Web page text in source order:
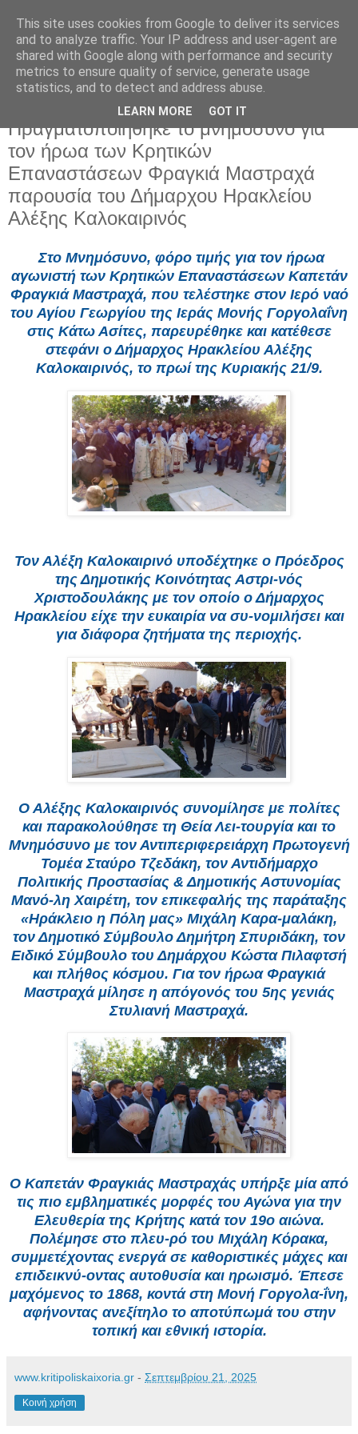
Κυριακή 21 Σεπτεμβρίου 2025
Πραγματοποιήθηκε το μνημόσυνο για
τον ήρωα των Κρητικών
Επαναστάσεων Φραγκιά Μαστραχά
παρουσία του Δήμαρχου Ηρακλείου
Αλέξης Καλοκαιρινός
Στο Μνημόσυνο, φόρο τιμής για τον ήρωα
αγωνιστή των Κρητικών Επαναστάσεων Καπετάν
Φραγκιά Μαστραχά, που τελέστηκε στον Ιερό ναό
του Αγίου Γεωργίου της Ιεράς Μονής Γοργολαΐνη
στις Κάτω Ασίτες, παρευρέθηκε και κατέθεσε
στεφάνι ο Δήμαρχος Ηρακλείου Αλέξης
Καλοκαιρινός, το πρωί της Κυριακής 21/9.
Τον Αλέξη Καλοκαιρινό υποδέχτηκε ο Πρόεδρος
της Δημοτικής Κοινότητας Αστρι-νός
Χριστοδουλάκης με τον οποίο ο Δήμαρχος
Ηρακλείου είχε την ευκαιρία να συ-νομιλήσει και
για διάφορα ζητήματα της περιοχής.
Ο Αλέξης Καλοκαιρινός συνομίλησε με πολίτες
και παρακολούθησε τη Θεία Λει-τουργία και το
Μνημόσυνο με τον Αντιπεριφερειάρχη Πρωτογενή
Τομέα Σταύρο Τζεδάκη, τον Αντιδήμαρχο
Πολιτικής Προστασίας & Δημοτικής Αστυνομίας
Μανό-λη Χαιρέτη, τον επικεφαλής της παράταξης
«Ηράκλειο η Πόλη μας» Μιχάλη Καρα-μαλάκη,
τον Δημοτικό Σύμβουλο Δημήτρη Σπυριδάκη, τον
Ειδικό Σύμβουλο του Δημάρχου Κώστα Πιλαφτσή
και πλήθος κόσμου. Για τον ήρωα Φραγκιά
Μαστραχά μίλησε η απόγονός του 5ης γενιάς
Στυλιανή Μαστραχά.
Ο Καπετάν Φραγκιάς Μαστραχάς υπήρξε μία από
τις πιο εμβληματικές μορφές του Αγώνα για την
Ελευθερία της Κρήτης κατά τον 19ο αιώνα.
Πολέμησε στο πλευ-ρό του Μιχάλη Κόρακα,
συμμετέχοντας ενεργά σε καθοριστικές μάχες και
επιδεικνύ-οντας αυτοθυσία και ηρωισμό. Έπεσε
μαχόμενος το 1868, κοντά στη Μονή Γοργολα-ΐνη,
αφήνοντας ανεξίτηλο το αποτύπωμά του στην
τοπική και εθνική ιστορία.
www.kritipoliskaixoria.gr - Σεπτεμβρίου 21, 2025
Κοινή χρήση
This site uses cookies from Google to deliver its services
and to analyze traffic. Your IP address and user-agent are
shared with Google along with performance and security
metrics to ensure quality of service, generate usage
statistics, and to detect and address abuse.
LEARN MORE GOT IT